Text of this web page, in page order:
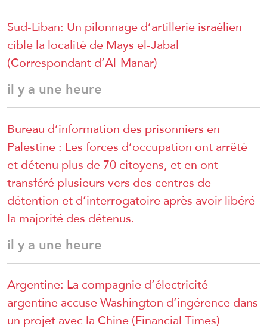
Sud-Liban: Un pilonnage d’artillerie israélien
cible la localité de Mays el-Jabal
(Correspondant d’Al-Manar)
il y a une heure
Bureau d’information des prisonniers en
Palestine : Les forces d’occupation ont arrêté
et détenu plus de 70 citoyens, et en ont
transféré plusieurs vers des centres de
détention et d’interrogatoire après avoir libéré
la majorité des détenus.
il y a une heure
Argentine: La compagnie d’électricité
argentine accuse Washington d’ingérence dans
un projet avec la Chine (Financial Times)